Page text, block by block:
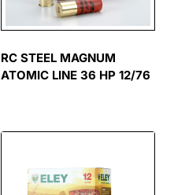
RC STEEL MAGNUM
ATOMIC LINE 36 HP 12/76